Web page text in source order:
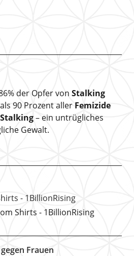
der Opfer von Stalking
90 Prozent aller Femizide
Stalking– ein untrügliches
Gewalt.
Shirts - 1BillionRising
Frauen